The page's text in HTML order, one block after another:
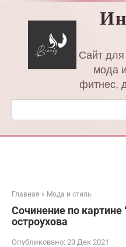
Сайт
мода
фитнес,
Поиск:
Главная » Мода и стиль
Сочинение по картине
остроухова
Опубликовано: 23 Дек 2021